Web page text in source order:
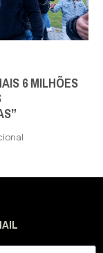
6 MILHÕES